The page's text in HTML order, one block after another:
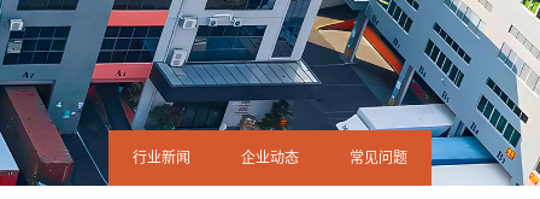
行业新闻 企业动态 常见问题